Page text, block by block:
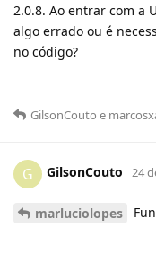
2.0.8. Ao entrar com a
algo errado ou é
no código?
GilsonCouto e
G GilsonCouto 24
marluciolopes